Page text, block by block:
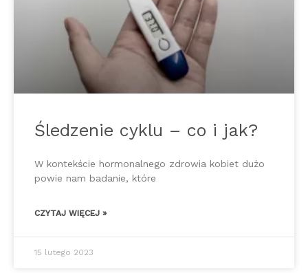
Śledzenie cyklu – co i jak?
W kontekście hormonalnego zdrowia kobiet dużo
powie nam badanie, które
CZYTAJ WIĘCEJ »
15 lutego 2023